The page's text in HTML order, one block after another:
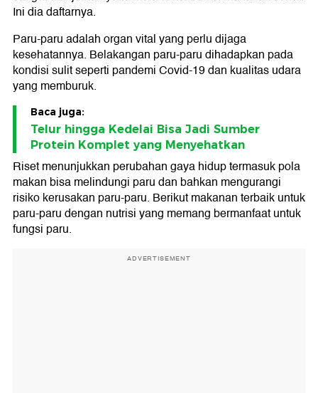
Ini dia daftarnya.
Paru-paru adalah organ vital yang perlu dijaga
kesehatannya. Belakangan paru-paru dihadapkan pada
kondisi sulit seperti pandemi Covid-19 dan kualitas udara
yang memburuk.
Baca juga:
Telur hingga Kedelai Bisa Jadi Sumber
Protein Komplet yang Menyehatkan
Riset menunjukkan perubahan gaya hidup termasuk pola
makan bisa melindungi paru dan bahkan mengurangi
risiko kerusakan paru-paru. Berikut makanan terbaik untuk
paru-paru dengan nutrisi yang memang bermanfaat untuk
fungsi paru.
ADVERTISEMENT